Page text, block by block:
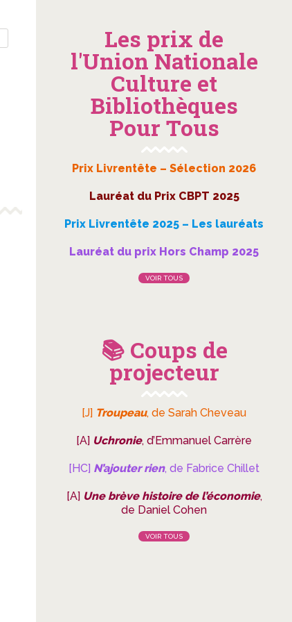
Les prix de
l'Union Nationale
Culture et
Bibliothèques
Pour Tous
Prix Livrentête – Sélection 2026
Lauréat du Prix CBPT 2025
Prix Livrentête 2025 – Les lauréats
Lauréat du prix Hors Champ 2025
VOIR TOUS
📚 Coups de
projecteur
[J] Troupeau, de Sarah Cheveau
[A] Uchronie, d’Emmanuel Carrère
[HC] N’ajouter rien, de Fabrice Chillet
[A] Une brève histoire de l’économie,
de Daniel Cohen
VOIR TOUS